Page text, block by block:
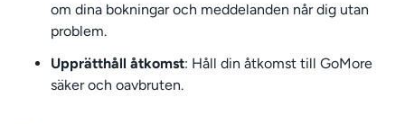
om dina bokningar och meddelanden når dig utan
problem.
Upprätthåll åtkomst: Håll din åtkomst till GoMore
säker och oavbruten.